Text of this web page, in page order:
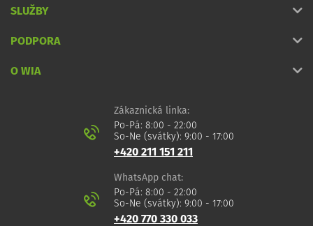
SLUŽBY
PODPORA
O WIA
Zákaznická linka:
Po-Pá: 8:00 - 22:00
So-Ne (svátky): 9:00 - 17:00
+420 211 151 211
WhatsApp chat:
Po-Pá: 8:00 - 22:00
So-Ne (svátky): 9:00 - 17:00
+420 770 330 033